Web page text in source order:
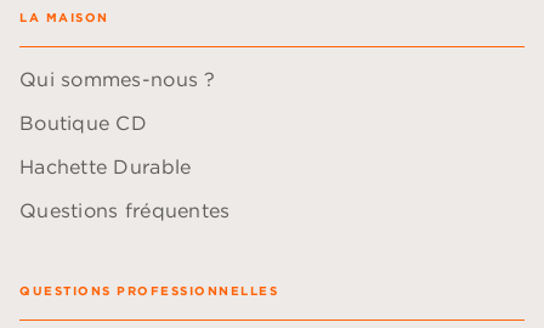
LA MAISON
Qui sommes-nous ?
Boutique CD
Hachette Durable
Questions fréquentes
QUESTIONS PROFESSIONNELLES